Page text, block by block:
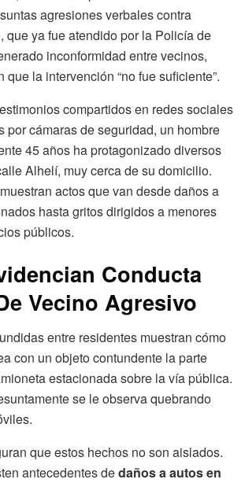
agresiones verbales contra
que ya fue atendido por la Policía de
inconformidad entre vecinos,
la intervención “no fue suficiente”.
compartidos en redes sociales
por cámaras de seguridad, un hombre
45 años ha protagonizado diversos
Alhelí, muy cerca de su domicilio.
actos que van desde daños a
hasta gritos dirigidos a menores
públicos.
Conducta
Vecino Agresivo
entre residentes muestran cómo
con un objeto contundente la parte
estacionada sobre la vía pública.
se le observa quebrando
que estos hechos no son aislados.
antecedentes dedaños a autos en